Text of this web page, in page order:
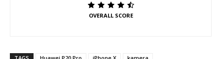
OVERALL SCORE